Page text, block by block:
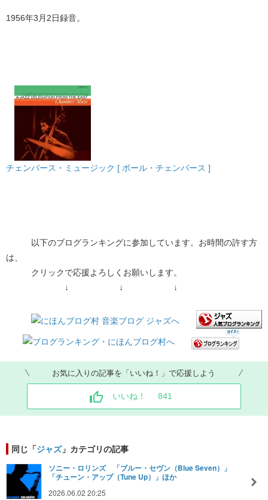
1956年3月2日録音。
チェンバース・ミュージック [ ポール・チェンバース ]
以下のブログランキングに参加しています。お時間の許す方
は、
クリックで応援よろしくお願いします。
↓ ↓ ↓
お気に入りの記事を「いいね！」で応援しよう
いいね！ 841
同じ「ジャズ」カテゴリの記事
ソニー・ロリンズ 「ブルー・セヴン（Blue Seven）」
「チューン・アップ（Tune Up）」ほか
2026.06.02 20:25